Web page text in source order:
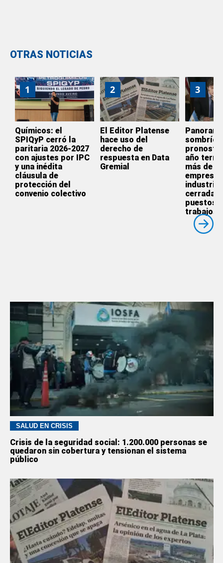
OTRAS NOTICIAS
1
Químicos: el
SPIQyP cerró la
paritaria 2026-2027
con ajustes por IPC
y una inédita
cláusula de
protección del
convenio colectivo
2
El Editor Platense
hace uso del
derecho de
respuesta en Data
Gremial
3
sombrío:
año
más de
empresas
cerradas
puestos
trabajos
SALUD EN CRISIS
Crisis de la seguridad social: 1.200.000 personas se
quedaron sin cobertura y tensionan el sistema
público